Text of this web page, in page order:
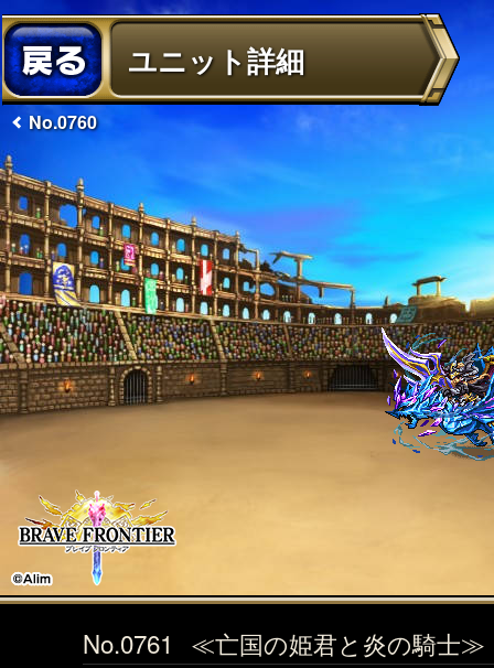
ユニット詳細
No.0760
No.0761 ≪亡国の姫君と炎の騎士≫